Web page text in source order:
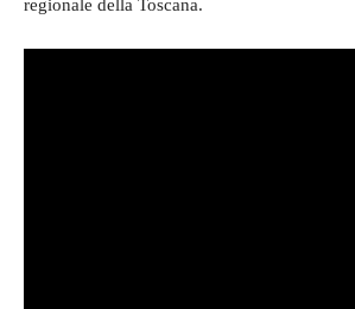
regionale della Toscana.